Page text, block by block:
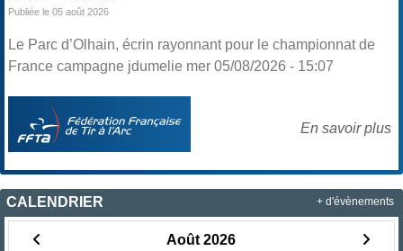
Publiée le 05 août 2026
Le Parc d’Olhain, écrin rayonnant pour le championnat de
France campagne jdumelie mer 05/08/2026 - 15:07
En savoir plus
CALENDRIER
Août 2026
+ d'évènements